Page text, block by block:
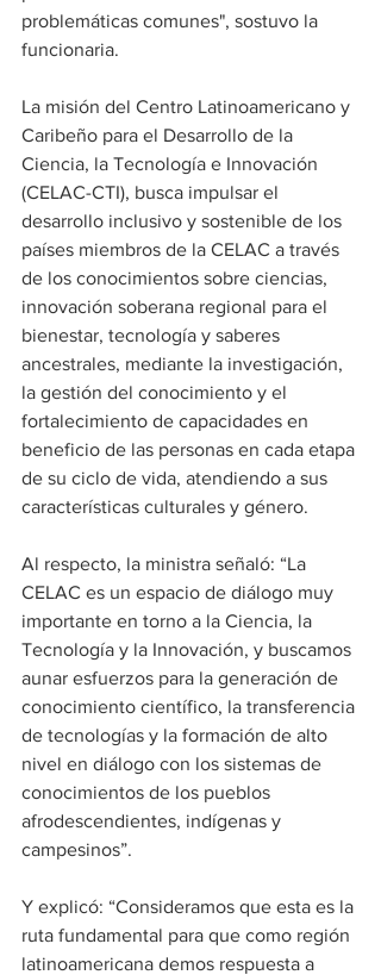
problemáticas comunes", sostuvo la
funcionaria.
La misión del Centro Latinoamericano y
Caribeño para el Desarrollo de la
Ciencia, la Tecnología e Innovación
(CELAC-CTI), busca impulsar el
desarrollo inclusivo y sostenible de los
países miembros de la CELAC a través
de los conocimientos sobre ciencias,
innovación soberana regional para el
bienestar, tecnología y saberes
ancestrales, mediante la investigación,
la gestión del conocimiento y el
fortalecimiento de capacidades en
beneficio de las personas en cada etapa
de su ciclo de vida, atendiendo a sus
características culturales y género.
Al respecto, la ministra señaló: “La
CELAC es un espacio de diálogo muy
importante en torno a la Ciencia, la
Tecnología y la Innovación, y buscamos
aunar esfuerzos para la generación de
conocimiento científico, la transferencia
de tecnologías y la formación de alto
nivel en diálogo con los sistemas de
conocimientos de los pueblos
afrodescendientes, indígenas y
campesinos”.
Y explicó: “Consideramos que esta es la
ruta fundamental para que como región
latinoamericana demos respuesta a